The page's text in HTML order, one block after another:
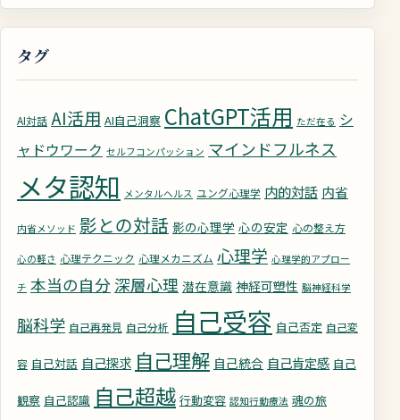
タグ
AI対話 AI活用 AI自己洞察 ChatGPT活用 ただ在る シ
ャドウワーク セルフコンパッション マインドフルネス
メタ認知 メンタルヘルス ユング心理学 内的対話 内省
内省メソッド 影との対話 影の心理学 心の安定 心の整え方
心の軽さ 心理テクニック 心理メカニズム 心理学 心理学的アプロー
チ 本当の自分 深層心理 潜在意識 神経可塑性 脳神経科学
脳科学 自己再発見 自己分析 自己受容 自己否定 自己変
容 自己対話 自己探求 自己理解 自己統合 自己肯定感 自己
観察 自己認識 自己超越 行動変容 認知行動療法 魂の旅